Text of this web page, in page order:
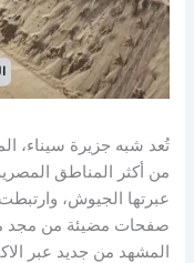
تُعد شبه جزيرة سيناء،
من أكثر المناطق
عبرتها الجيوش،
صفحات مضيئة من مجد
المشهد من جديد عبر